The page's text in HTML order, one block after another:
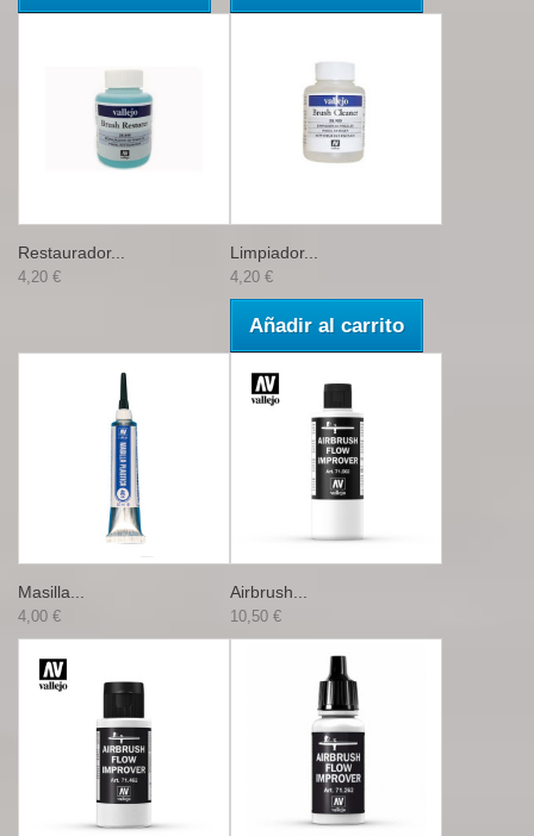
Restaurador...
4,20 €
Limpiador...
4,20 €
Añadir al carrito
Masilla...
4,00 €
Airbrush...
10,50 €